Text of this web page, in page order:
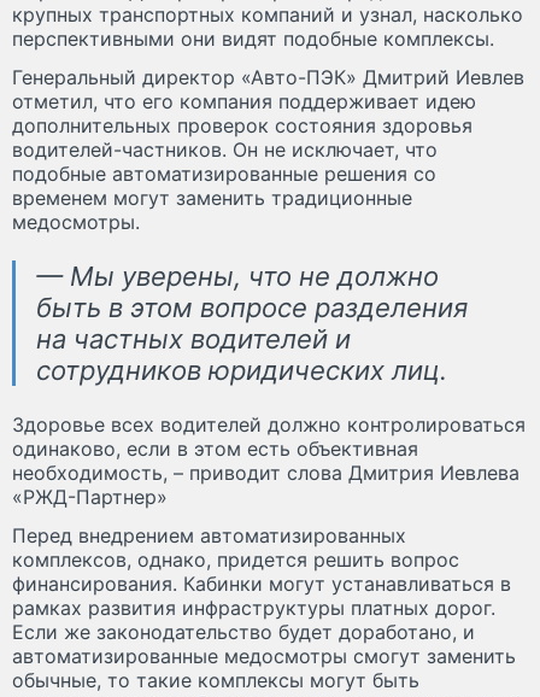
крупных транспортных компаний и узнал, насколько
перспективными они видят подобные комплексы.
Генеральный директор «Авто-ПЭК» Дмитрий Иевлев
отметил, что его компания поддерживает идею
дополнительных проверок состояния здоровья
водителей-частников. Он не исключает, что
подобные автоматизированные решения со
временем могут заменить традиционные
медосмотры.
— Мы уверены, что не должно
быть в этом вопросе разделения
на частных водителей и
сотрудников юридических лиц.
Здоровье всех водителей должно контролироваться
одинаково, если в этом есть объективная
необходимость, – приводит слова Дмитрия Иевлева
«РЖД-Партнер»
Перед внедрением автоматизированных
комплексов, однако, придется решить вопрос
финансирования. Кабинки могут устанавливаться в
рамках развития инфраструктуры платных дорог.
Если же законодательство будет доработано, и
автоматизированные медосмотры смогут заменить
обычные, то такие комплексы могут быть